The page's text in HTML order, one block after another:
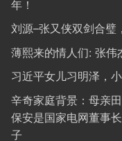
年！
刘源–张又侠双剑合璧
薄熙来的情人们: 张伟
习近平女儿习明泽，
辛奇家庭背景：母亲
保安是国家电网董事
子